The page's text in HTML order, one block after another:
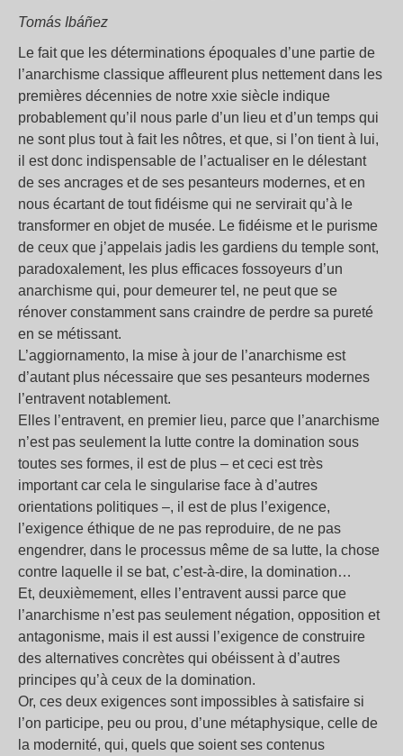
Tomás Ibáñez
Le fait que les déterminations époquales d’une partie de
l’anarchisme classique affleurent plus nettement dans les
premières décennies de notre xxie siècle indique
probablement qu’il nous parle d’un lieu et d’un temps qui
ne sont plus tout à fait les nôtres, et que, si l’on tient à lui,
il est donc indispensable de l’actualiser en le délestant
de ses ancrages et de ses pesanteurs modernes, et en
nous écartant de tout fidéisme qui ne servirait qu’à le
transformer en objet de musée. Le fidéisme et le purisme
de ceux que j’appelais jadis les gardiens du temple sont,
paradoxalement, les plus efficaces fossoyeurs d’un
anarchisme qui, pour demeurer tel, ne peut que se
rénover constamment sans craindre de perdre sa pureté
en se métissant.
L’aggiornamento, la mise à jour de l’anarchisme est
d’autant plus nécessaire que ses pesanteurs modernes
l’entravent notablement.
Elles l’entravent, en premier lieu, parce que l’anarchisme
n’est pas seulement la lutte contre la domination sous
toutes ses formes, il est de plus ‒ et ceci est très
important car cela le singularise face à d’autres
orientations politiques –, il est de plus l’exigence,
l’exigence éthique de ne pas reproduire, de ne pas
engendrer, dans le processus même de sa lutte, la chose
contre laquelle il se bat, c’est-à-dire, la domination…
Et, deuxièmement, elles l’entravent aussi parce que
l’anarchisme n’est pas seulement négation, opposition et
antagonisme, mais il est aussi l’exigence de construire
des alternatives concrètes qui obéissent à d’autres
principes qu’à ceux de la domination.
Or, ces deux exigences sont impossibles à satisfaire si
l’on participe, peu ou prou, d’une métaphysique, celle de
la modernité, qui, quels que soient ses contenus